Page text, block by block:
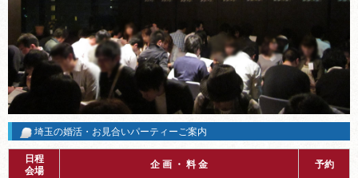
埼玉の婚活・お見合いパーティーご案内
日程
会場
企 画 ・ 料 金 予約